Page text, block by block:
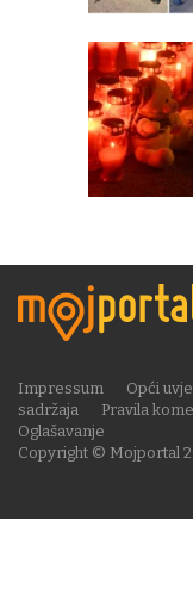
Copyright © Mojportal
Impressum Opći
sadržaja
Pravila
Oglašavanje